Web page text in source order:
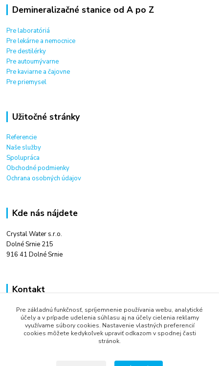
Demineralizačné stanice od A po Z
Pre laboratóriá
Pre lekárne a nemocnice
Pre destilérky
Pre autoumývarne
Pre kaviarne a čajovne
Pre priemysel
Užitočné stránky
Referencie
Naše služby
Spolupráca
Obchodné podmienky
Ochrana osobných údajov
Kde nás nájdete
Crystal Water s.r.o.
Dolné Srnie 215
916 41 Dolné Srnie
Kontakt
Ing. Tomáš Kováč
+421 948 666 880
9:00 - 16:00
Pre základnú funkčnosť, spríjemnenie používania webu, analytické
účely a v prípade udelenia súhlasu aj na účely cielenia reklamy
využívame súbory cookies. Nastavenie vlastných preferencií
cookies môžete kedykoľvek upraviť odkazom v spodnej časti
stránok.